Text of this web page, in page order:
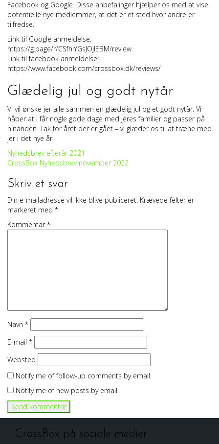
Facebook og Google. Disse anbefalinger hjælper os med at vise
potentielle nye medlemmer, at det er et sted hvor andre er
tilfredse.
Link til Google anmeldelse:
https://g.page/r/CSfhiYGsJOjIEBM/review
Link til facebook anmeldelse:
https://www.facebook.com/crossbox.dk/reviews/
Glædelig jul og godt nytår
Vi vil ønske jer alle sammen en glædelig jul og et godt nytår. Vi
håber at i får nogle gode dage med jeres familier og passer på
hinanden. Tak for året der er gået – vi glæder os til at træne med
jer i det nye år.
Indlægsnavigation
Nyhedsbrev efterår 2021
CrossBox Nyhedsbrev november 2022
Skriv et svar
Din e-mailadresse vil ikke blive publiceret. Krævede felter er
markeret med *
Kommentar*
Navn *
E-mail *
Websted
Notify me of follow-up comments by email.
Notify me of new posts by email.
CrossBox på sociale medier